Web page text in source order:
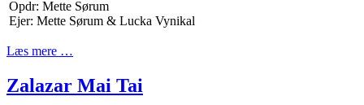
Opdr: Mette Sørum
Ejer: Mette Sørum & Lucka Vynikal
Læs mere …
Zalazar Mai Tai